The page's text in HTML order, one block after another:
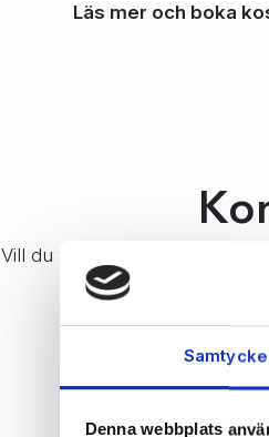
Samtycke
Denna webbplats
Läs mer och boka
Vill du veta mer om hur